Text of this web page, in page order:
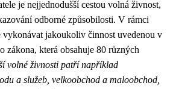
je nejjednodušší cestou volná živnost,
odborné způsobilosti. V rámci
vykonávat jakoukoliv činnost uvedenou v
zákona, která obsahuje 80 různých
volné živnosti patří například
a služeb, velkoobchod a maloobchod,